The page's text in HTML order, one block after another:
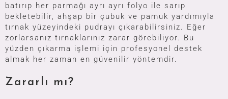
batırıp her parmağı ayrı ayrı folyo ile sarıp
bekletebilir, ahşap bir çubuk ve pamuk yardımıyla
tırnak yüzeyindeki pudrayı çıkarabilirsiniz. Eğer
zorlarsanız tırnaklarınız zarar görebiliyor. Bu
yüzden çıkarma işlemi için profesyonel destek
almak her zaman en güvenilir yöntemdir.
Zararlı mı?